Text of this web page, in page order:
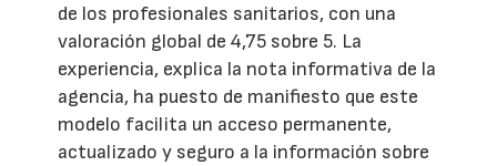
de los profesionales sanitarios, con una
valoración global de 4,75 sobre 5. La
experiencia, explica la nota informativa de la
agencia, ha puesto de manifiesto que este
modelo facilita un acceso permanente,
actualizado y seguro a la información sobre